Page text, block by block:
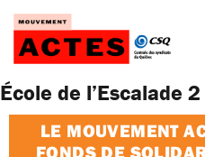
Passer
contenu
École de l’Escalade 2
LE MOUVEMENT
FONDS DE